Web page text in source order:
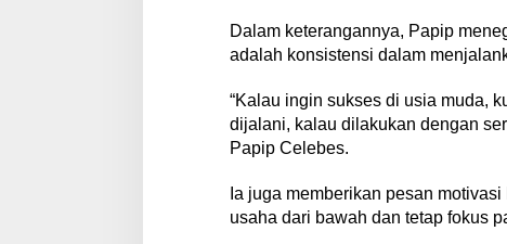
Dalam keterangannya, Papip
adalah konsistensi dalam
“Kalau ingin sukses di usia muda,
dijalani, kalau dilakukan dengan
Papip Celebes.
Ia juga memberikan pesan
usaha dari bawah dan tetap fokus